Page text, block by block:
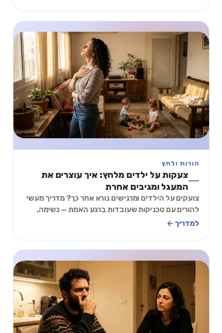
הורות ולחץ
צעקות על ילדים מלחץ: איך עוצרים את
המעגל ומגיבים אחרת
צועקים על הילדים ומרגישים נורא אחר כך? מדריך מעשי
להורים עם טכניקות שעובדות ברגע האמת — נשימה,
יציאה מהחדר, תיקון אחרי צעקה, ובניית סבלנות ל
למדריך ←